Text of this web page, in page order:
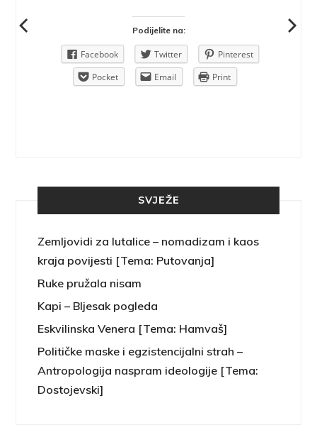
Podijelite na:
Facebook Twitter
Pinterest
Pocket
Email Print
SVJEŽE
Zemljovidi za lutalice – nomadizam i kaos
kraja povijesti [Tema: Putovanja]
Ruke pružala nisam
Kapi – Bljesak pogleda
Eskvilinska Venera [Tema: Hamvaš]
Političke maske i egzistencijalni strah –
Antropologija naspram ideologije [Tema:
Dostojevski]